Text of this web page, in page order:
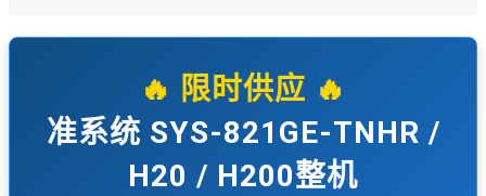
🔥 限时供应 🔥
准系统 SYS-821GE-TNHR /
H20 / H200整机